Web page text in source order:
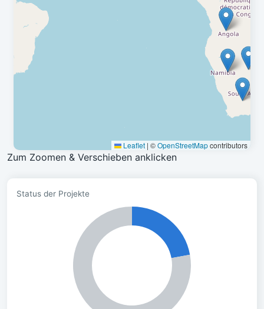
Leaflet | ©OpenStreetMapcontributors
Zum Zoomen & Verschieben anklicken
Status der Projekte